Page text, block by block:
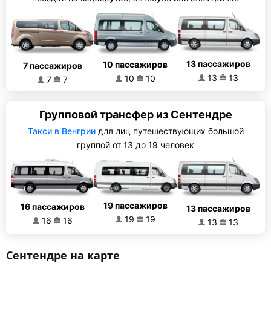
7 пассажиров
7
7
10 пассажиров
10
10
13 пассажиров
13
13
Групповой трансфер из Сентендре
Такси в Венгриидля лиц путешествующих большой
группой от 13 до 19 человек
16 пассажиров
16
16
19 пассажиров
19
19
13 пассажиров
13
13
Сентендре на карте